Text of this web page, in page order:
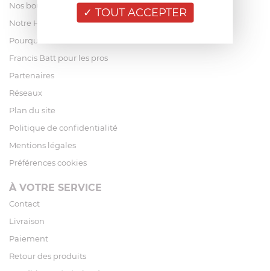
Nos boutiques
Notre Histoire
Pourquoi acheter chez Francis Batt ?
Francis Batt pour les pros
Partenaires
Réseaux
Plan du site
Politique de confidentialité
Mentions légales
Préférences cookies
À VOTRE SERVICE
Contact
Livraison
Paiement
Retour des produits
TOUT ACCEPTER